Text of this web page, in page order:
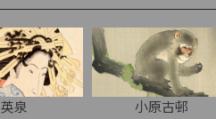
英泉 小原古邨